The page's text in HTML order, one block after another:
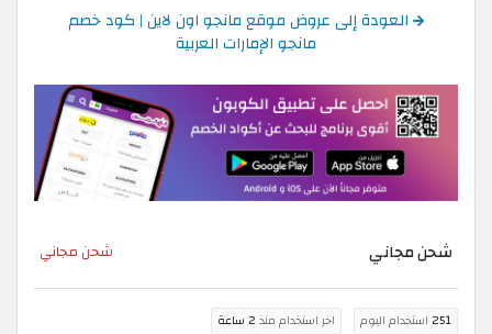
العودة إلى عروض موقع مانجو اون لاين | كود خصم
مانجو الإمارات العربية
شحن مجاني شحن مجاني
251 استخدام اليوم اخر استخدام منذ 2 ساعة